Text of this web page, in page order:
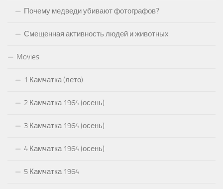
Почему медведи убивают фотографов?
Смещенная активность людей и животных
Movies
1 Камчатка (лето)
2 Камчатка 1964 (осень)
3 Камчатка 1964 (осень)
4 Камчатка 1964 (осень)
5 Камчатка 1964